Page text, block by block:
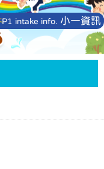
P1 intake info. 小一資訊